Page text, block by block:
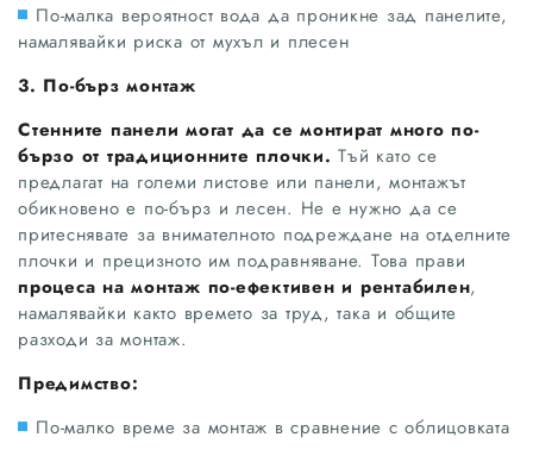
По-малка вероятност вода да проникне зад панелите,
намалявайки риска от мухъл и плесен
3. По-бърз монтаж
Стенните панели могат да се монтират много по-
бързо от традиционните плочки. Тъй като се
предлагат на големи листове или панели, монтажът
обикновено е по-бърз и лесен. Не е нужно да се
притеснявате за внимателното подреждане на отделните
плочки и прецизното им подравняване. Това прави
процеса на монтаж по-ефективен и рентабилен,
намалявайки както времето за труд, така и общите
разходи за монтаж.
Предимство:
По-малко време за монтаж в сравнение с облицовката